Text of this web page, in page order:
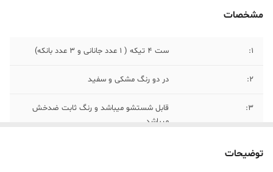
مشخصات
۱: ست ۴ تیکه ( ۱ عدد جانانی و ۳ عدد بانکه)
۲: در دو رنگ مشکی و سفید
۳:
قابل شستشو میباشد و رنگ ثابت ضدخش
میباشد
۴:
توضیحات